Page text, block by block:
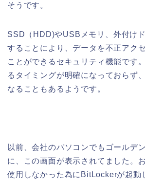
そうです。
SSD（HDD)やUSBメモリ、外付け
することにより、データを不正アク
ことができるセキュリティ機能です
るタイミングが明確になっておらず
なることもあるようです。
以前、会社のパソコンでもゴールデ
に、この画面が表示されてました。
使用しなかった為にBitLockerが起動